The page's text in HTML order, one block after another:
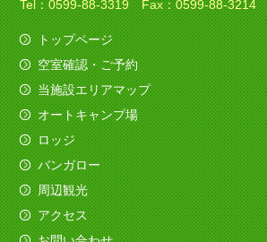
ソロキャンプの季節ですね！
今日は素敵なバイクのお客様がみえました、寒さ
も吹き飛ばしてくれました。
（すべてを赤色でコーディネイト！いいですね
～）
Tel：0599-88-3319 Fax：0599-88-3214
トップページ
空室確認・ご予約
当施設エリアマップ
オートキャンプ場
ロッジ
バンガロー
周辺観光
アクセス